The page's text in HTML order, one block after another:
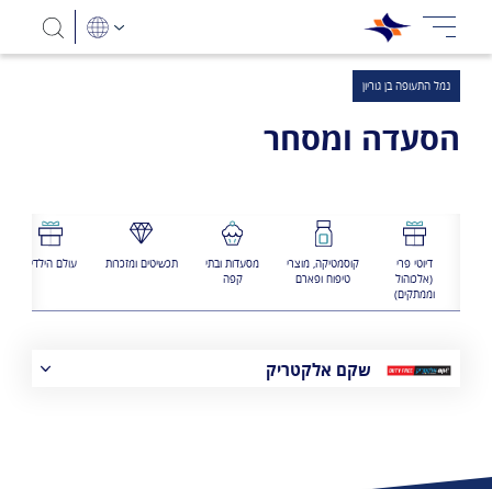
נמל התעופה בן גוריון
הסעדה ומסחר
דיוטי פרי
(אלכוהול
וממתקים)
קוסמטיקה, מוצרי
טיפוח ופארם
מסעדות ובתי
קפה
תכשיטים ומזכרות עולם הילדים
שקם אלקטריק